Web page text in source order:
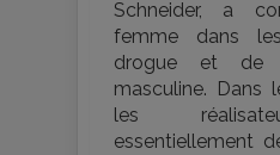
Schneider, a
femme dans
drogue et de
masculine. Dans
les
essentiellement